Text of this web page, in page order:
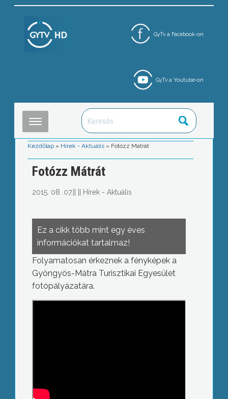
GyTv a Facebook-on
GyTv a Youtube-on
Kezdőlap » Hírek - Aktuális » Fotózz Mátrát
Fotózz Mátrát
2015. 08. 07. Hírek - Aktuális
Ez a cikk több mint egy éves
információkat tartalmaz!
Folyamatosan érkeznek a fényképek a
Gyöngyös-Mátra Turisztikai Egyesület
fotópályázatára.